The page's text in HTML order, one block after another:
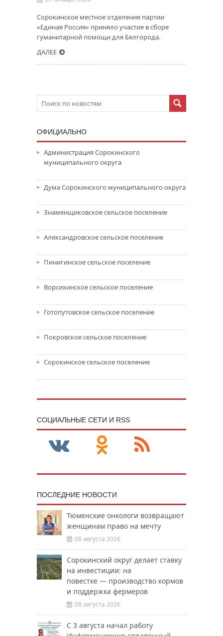
Сорокинское местное отделение партии
«Единая Россия» приняло участие в сборе
гуманитарной помощи для Белгорода.
ДАЛЕЕ
ОФИЦИАЛЬНО
Администрация Сорокинского
муниципального округа
Дума Сорокинского муниципального округа
Знаменщиковское сельское поселение
Александровское сельское поселение
Пинигинское сельское поселение
Ворсихинское сельское поселение
Готопутовское сельское поселение
Покровское сельское поселение
Сорокинское сельское поселение
CОЦИАЛЬНЫЕ СЕТИ И RSS
ПОСЛЕДНИЕ НОВОСТИ
Тюменские онкологи возвращают
женщинам право на мечту
08 августа 2026
Сорокинский округ делает ставку
на инвестиции: на
повестке — производство кормов
и поддержка фермеров
08 августа 2026
С 3 августа начал работу